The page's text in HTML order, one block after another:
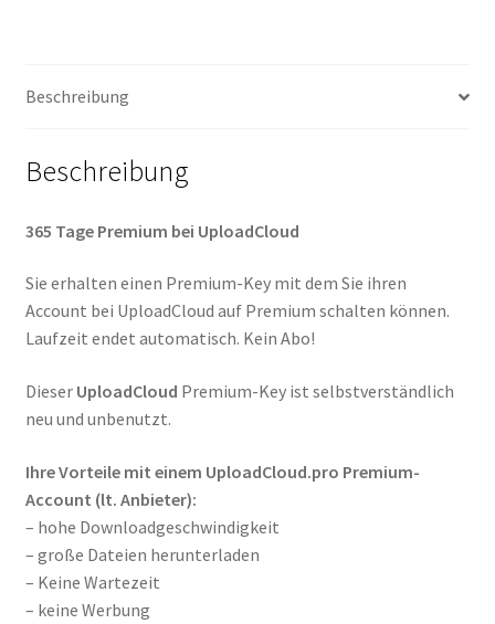
Beschreibung
Beschreibung
365 Tage Premium bei UploadCloud
Sie erhalten einen Premium-Key mit dem Sie ihren
Account bei UploadCloud auf Premium schalten können.
Laufzeit endet automatisch. Kein Abo!
Dieser UploadCloud Premium-Key ist selbstverständlich
neu und unbenutzt.
Ihre Vorteile mit einem UploadCloud.pro Premium-
Account (lt. Anbieter):
– hohe Downloadgeschwindigkeit
– große Dateien herunterladen
– Keine Wartezeit
– keine Werbung